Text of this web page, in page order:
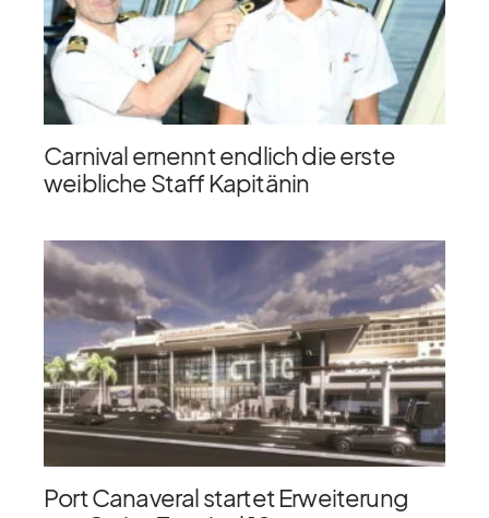
Carnival ernennt endlich die erste
weibliche Staff Kapitänin
Port Canaveral startet Erweiterung